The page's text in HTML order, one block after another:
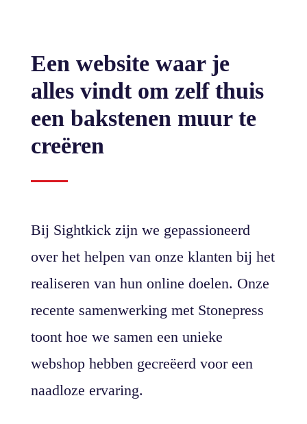
Een website waar je
alles vindt om zelf thuis
een bakstenen muur te
creëren
Bij Sightkick zijn we gepassioneerd
over het helpen van onze klanten bij het
realiseren van hun online doelen. Onze
recente samenwerking met Stonepress
toont hoe we samen een unieke
webshop hebben gecreëerd voor een
naadloze ervaring.